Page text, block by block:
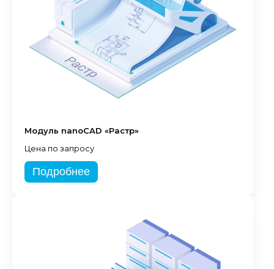
Модуль nanoCAD «Растр»
Цена по запросу
Подробнее